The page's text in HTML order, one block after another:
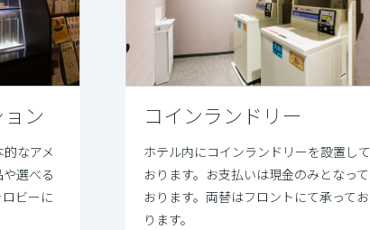
ン
なアメ
選べる
ビーに
コインランドリー
ホテル内にコインランドリーを設置して
おります。お支払いは現金のみとなって
おります。両替はフロントにて承ってお
ります。